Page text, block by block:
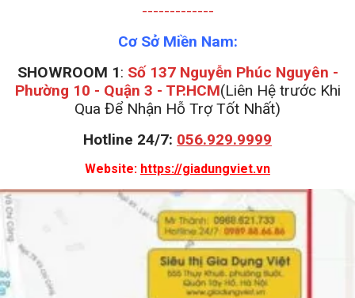
-------------
Cơ Sở Miền Nam:
SHOWROOM 1: Số 137 Nguyễn Phúc Nguyên -
Phường 10 - Quận 3 - TP.HCM(Liên Hệ trước Khi
Qua Để Nhận Hỗ Trợ Tốt Nhất)
Hotline 24/7: 056.929.9999
Website: https://giadungviet.vn